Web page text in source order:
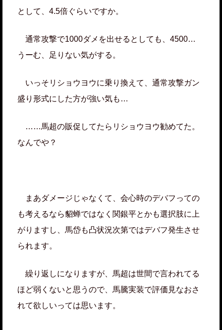
として、4.5倍ぐらいですか。
通常攻撃で1000ダメを出せるとしても、4500…
うーむ、足りない気がする。
いっそリショウヨウに乗り換えて、通常攻撃ガン
盛り形式にした方が強い気も…
……馬超の販促してたらリショウヨウ勧めてた。
なんでや？
まあダメージじゃなくて、会心時のデバフっての
も考えるなら貂蝉ではなく関銀平とかも選択肢に上
がりますし、馬岱も凸状況次第ではデバフ発生させ
られます。
繰り返しになりますが、馬超は世間で言われてる
ほど弱くないと思うので、馬騰実装で評価見なおさ
れて欲しいっては思います。